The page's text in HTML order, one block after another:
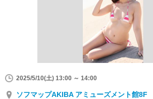
2025/5/10(土) 13:00 ～ 14:00
ソフマップAKIBA アミューズメント館8F